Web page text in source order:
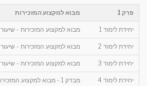
פרק 1 מבוא למקצוע המזכירות
יחידת לימוד 1 מבוא למקצוע המזכירות - שיעור 1
יחידת לימוד 2 מבוא למקצוע המזכירות - שיעור 2
יחידת לימוד 3 מבוא למקצוע המזכירות - שיעור 3
יחידת לימוד 4 מבדק 1 - מבוא למקצוע המזכירות